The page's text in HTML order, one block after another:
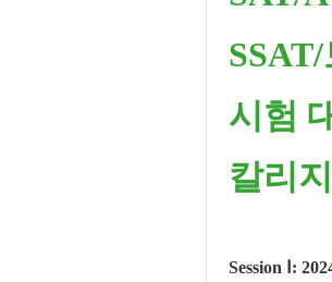
SSAT/
시험
칼리지
Session :